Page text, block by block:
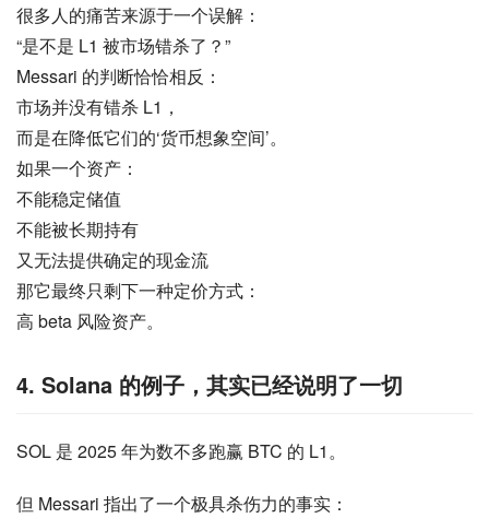
很多人的痛苦来源于一个误解：
“是不是 L1 被市场错杀了？”
Messari 的判断恰恰相反：
市场并没有错杀 L1，
而是在降低它们的‘货币想象空间’。
如果一个资产：
不能稳定储值
不能被长期持有
又无法提供确定的现金流
那它最终只剩下一种定价方式：
高 beta 风险资产。
4. Solana 的例子，其实已经说明了一切
SOL 是 2025 年为数不多跑赢 BTC 的 L1。
但 Messari 指出了一个极具杀伤力的事实：